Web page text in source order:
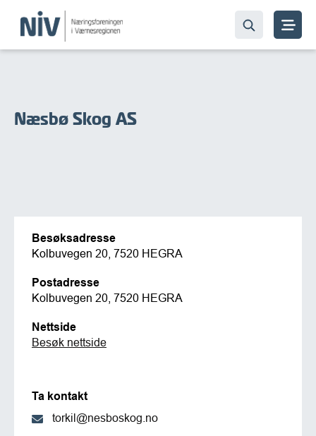
Næsbø Skog AS
Besøksadresse
Kolbuvegen 20, 7520 HEGRA
Postadresse
Kolbuvegen 20, 7520 HEGRA
Nettside
Besøk nettside
Ta kontakt
torkil@nesboskog.no